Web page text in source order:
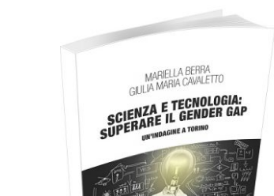
CartaceoeBook in ePub
eBook in PDF